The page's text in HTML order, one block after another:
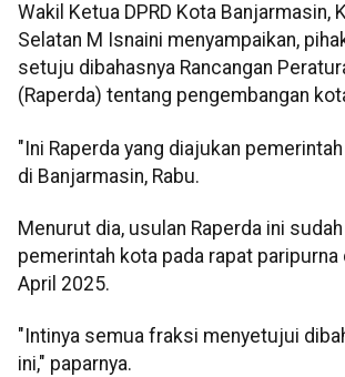
Wakil Ketua DPRD Kota Banjarmasin,
Selatan M Isnaini menyampaikan,
setuju dibahasnya Rancangan
(Raperda) tentang pengembangan
"Ini Raperda yang diajukan
di Banjarmasin, Rabu.
Menurut dia, usulan Raperda ini
pemerintah kota pada rapat paripurna
April 2025.
"Intinya semua fraksi menyetujui
ini," paparnya.